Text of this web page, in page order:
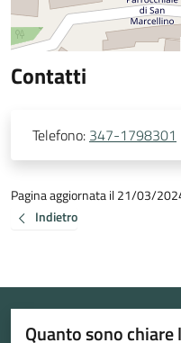
Contatti
Telefono: 347-1798301
Pagina aggiornata il 21/03/
Indietro
Quanto sono